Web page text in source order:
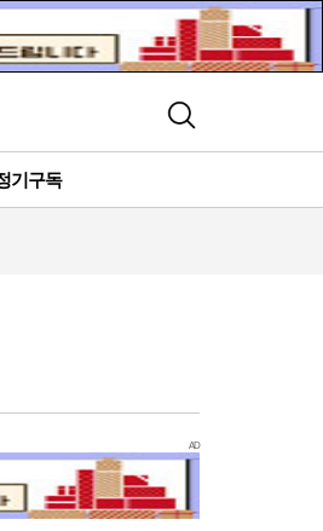
검색
기구독
AD